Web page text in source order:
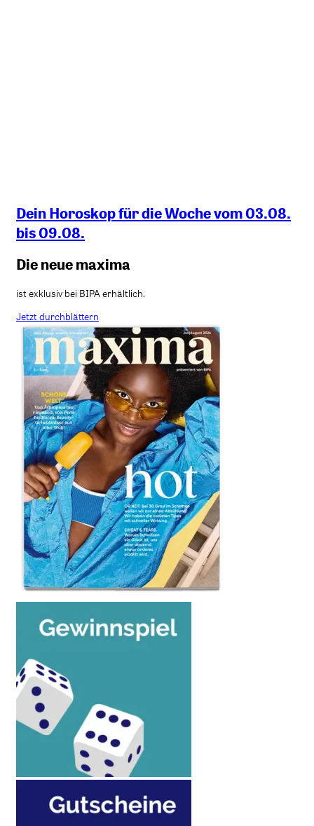
Dein Horoskop für die Woche vom 03.08.
bis 09.08.
Die neue maxima
ist exklusiv bei BIPA erhältlich.
Jetzt durchblättern